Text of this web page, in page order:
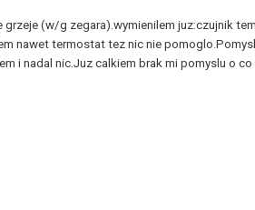
(w/g zegara).wymienilem juz:czujnik
nawet termostat tez nic nie
i nadal nic.Juz calkiem brak mi pomyslu o co